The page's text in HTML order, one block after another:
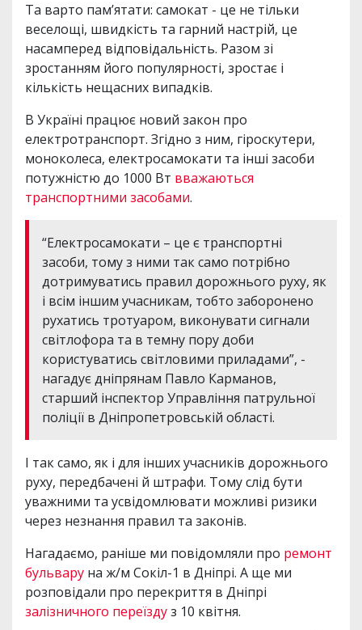
Та варто пам’ятати: самокат - це не тільки
веселощі, швидкість та гарний настрій, це
насамперед відповідальність. Разом зі
зростанням його популярності, зростає і
кількість нещасних випадків.
В Україні працює новий закон про
електротранспорт. Згідно з ним, гіроскутери,
моноколеса, електросамокати та інші засоби
потужністю до 1000 Вт вважаються
транспортними засобами.
“Електросамокати – це є транспортні
засоби, тому з ними так само потрібно
дотримуватись правил дорожнього руху, як
і всім іншим учасникам, тобто заборонено
рухатись тротуаром, виконувати сигнали
світлофора та в темну пору доби
користуватись світловими приладами”, -
нагадує дніпрянам Павло Карманов,
старший інспектор Управління патрульної
поліції в Дніпропетровській області.
І так само, як і для інших учасників дорожнього
руху, передбачені й штрафи. Тому слід бути
уважними та усвідомлювати можливі ризики
через незнання правил та законів.
Нагадаємо, раніше ми повідомляли про ремонт
бульвару на ж/м Сокіл-1 в Дніпрі. А ще ми
розповідали про перекриття в Дніпрі
залізничного переїздуз 10 квітня.